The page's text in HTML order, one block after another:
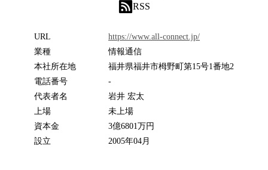
RSS
URL
https://www.all-connect.jp/
業種
情報通信
本社所在地
福井県福井市栂野町第15号1番地2
電話番号
-
代表者名
岩井 宏太
上場
未上場
資本金
3億6801万円
設立
2005年04月